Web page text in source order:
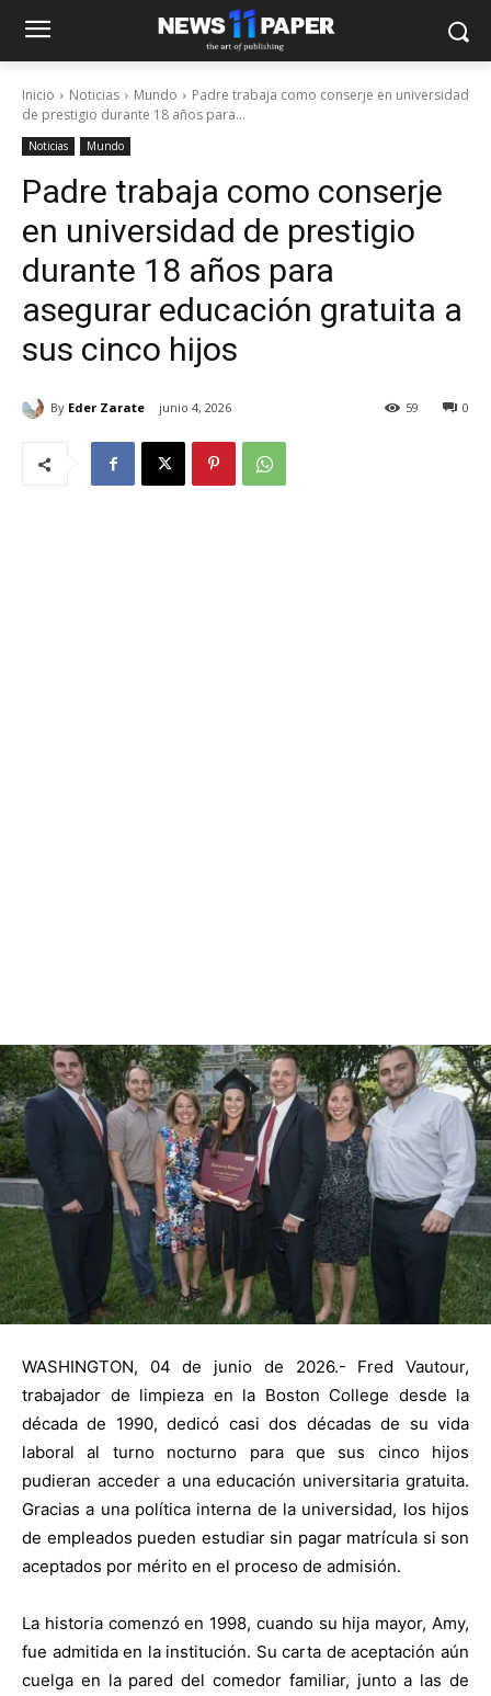
Inicio Noticias Mundo
Padre trabaja como conserje en universidad
de prestigio durante 18 años para...
Noticias Mundo
Padre trabaja como conserje
en universidad de prestigio
durante 18 años para
asegurar educación gratuita a
sus cinco hijos
By Eder Zarate junio 4, 2026 0
59
WASHINGTON, 04 de junio de 2026.- Fred Vautour,
trabajador de limpieza en la Boston College desde la
década de 1990, dedicó casi dos décadas de su vida
laboral al turno nocturno para que sus cinco hijos
pudieran acceder a una educación universitaria gratuita.
Gracias a una política interna de la universidad, los hijos
de empleados pueden estudiar sin pagar matrícula si son
aceptados por mérito en el proceso de admisión.
La historia comenzó en 1998, cuando su hija mayor, Amy,
fue admitida en la institución. Su carta de aceptación aún
cuelga en la pared del comedor familiar, junto a las de